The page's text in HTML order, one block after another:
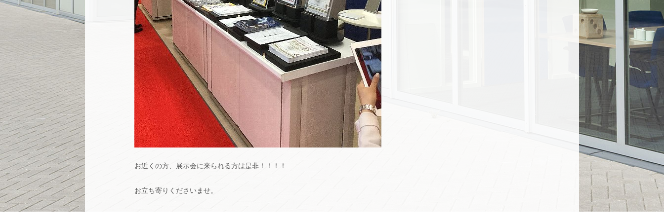
お近くの方、展示会に来られる方は是非！！！！
お立ち寄りくださいませ。